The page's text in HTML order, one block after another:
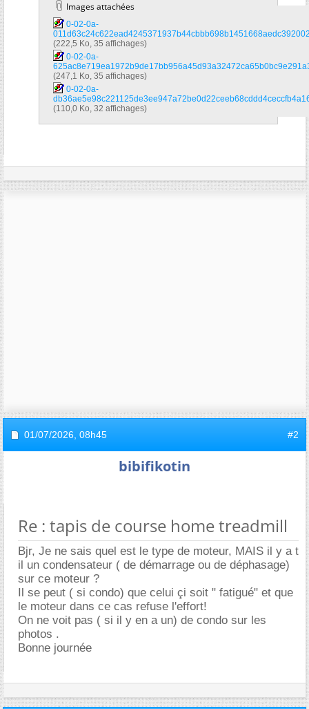
Images attachées
0-02-0a-
(222,5 Ko, 35 affichages)
0-02-0a-
(247,1 Ko, 35 affichages)
0-02-0a-
(110,0 Ko, 32 affichages)
01/07/2026, 08h45 #2
bibifikotin
Re : tapis de course home treadmill
Bjr, Je ne sais quel est le type de moteur, MAIS il y a t
il un condensateur ( de démarrage ou de déphasage)
sur ce moteur ?
Il se peut ( si condo) que celui çi soit " fatigué" et que
le moteur dans ce cas refuse l'effort!
On ne voit pas ( si il y en a un) de condo sur les
photos .
Bonne journée